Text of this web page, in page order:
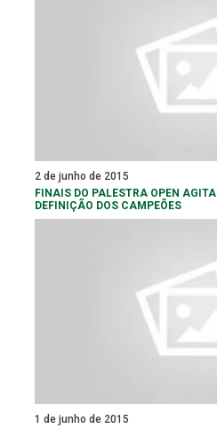
2 de junho de 2015
FINAIS DO PALESTRA OPEN
DEFINIÇÃO DOS CAMPEÕES
1 de junho de 2015